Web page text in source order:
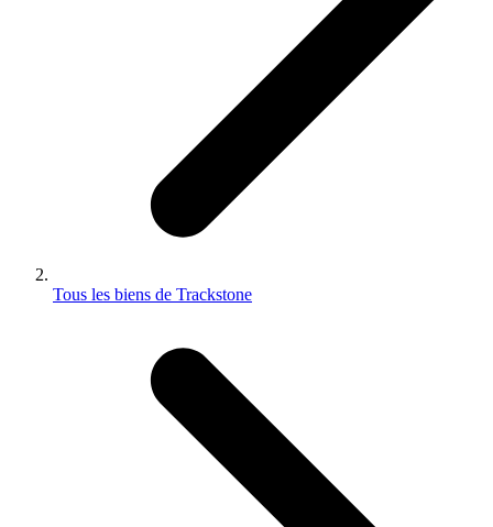
Tous les biens de Trackstone